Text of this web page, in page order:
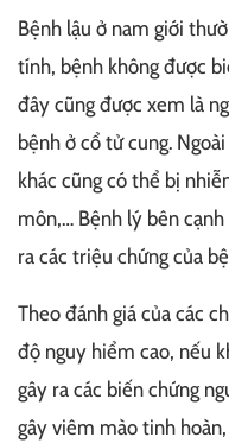
Bệnh lậu ở nam giới
tính, bệnh không được
đây cũng được xem là
bệnh ở cổ tử cung.
khác cũng có thể bị
môn,… Bệnh lý bên
ra các triệu chứng của
Theo đánh giá của các
độ nguy hiểm cao, nếu
gây ra các biến chứng
gây viêm mào tinh